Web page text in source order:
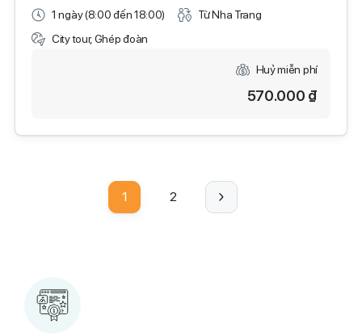
1 ngày (8:00 đến 18:00)
Từ Nha Trang
City tour, Ghép đoàn
Huỷ miễn phí
570.000 ₫
1 2